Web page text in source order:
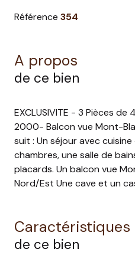
Référence 354
A propos
de ce bien
EXCLUSIVITE - 3 Pièces de
2000- Balcon vue Mont-
suit : Un séjour avec
chambres, une salle de
placards. Un balcon vue
Nord/Est Une cave et un
Caractéristiques
de ce bien